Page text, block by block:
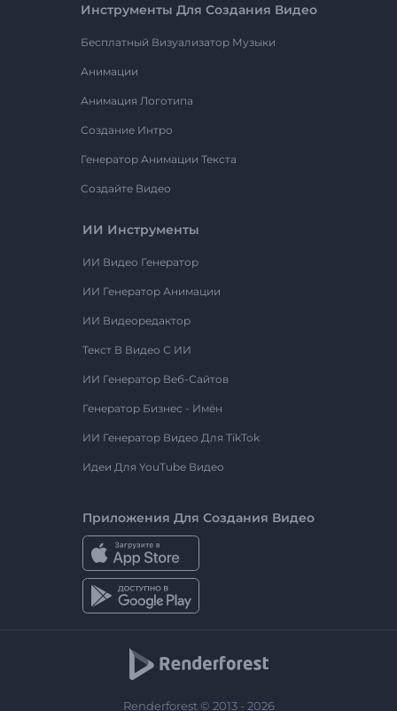
Инструменты Для Создания Видео
Бесплатный Визуализатор Музыки
Анимации
Анимация Логотипа
Создание Интро
Генератор Анимации Текста
Создайте Видео
ИИ Инструменты
ИИ Видео Генератор
ИИ Генератор Анимации
ИИ Видеоредактор
Текст В Видео С ИИ
ИИ Генератор Веб-Сайтов
Генератор Бизнес - Имён
ИИ Генератор Видео Для TikTok
Идеи Для YouTube Видео
Приложения Для Создания Видео
Renderforest © 2013 - 2026